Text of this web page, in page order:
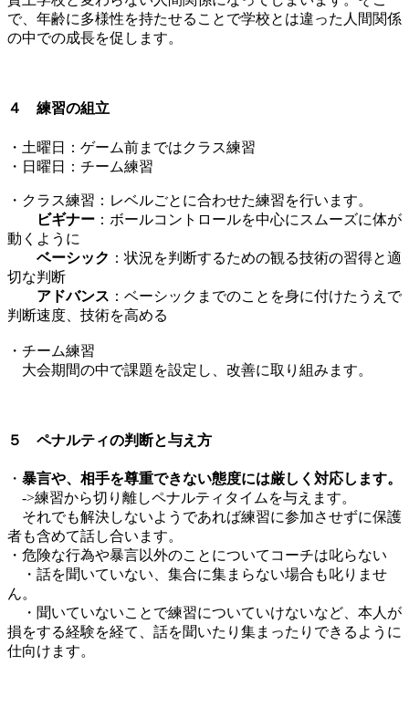
で、年齢に多様性を持たせることで学校とは違った人間関係
の中での成長を促します。
４ 練習の組立
・土曜日：ゲーム前まではクラス練習
・日曜日：チーム練習
​・クラス練習：レベルごとに合わせた練習を行います。
ビギナー ：ボールコントロールを中心にスムーズに体が
動くように
ベーシック ：状況を判断するための観る技術の習得と適
切な判断
アドバンス ：ベーシックまでのことを身に付けたうえで
判断速度、技術を高める
​・チーム練習
大会期間の中で課題を設定し、改善に取り組みます。
５ ペナルティの判断と与え方
・ 暴言や、相手を尊重できない態度には厳しく対応します。
->練習から切り離しペナルティタイムを与えます。
それでも解決しないようであれば練習に参加させずに保護
者も含めて話し合います。
・危険な行為や暴言以外のことについてコーチは叱らない
・話を聞いていない、集合に集まらない場合も叱りませ
ん。
・聞いていないことで練習についていけないなど、本人が
損をする経験を経て、話を聞いたり集まったりできるように
仕向けます。